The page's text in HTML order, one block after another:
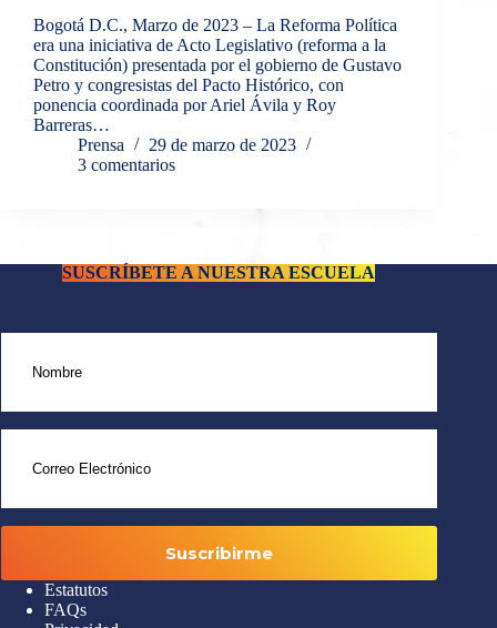
Bogotá D.C., Marzo de 2023 – La Reforma Política
era una iniciativa de Acto Legislativo (reforma a la
Constitución) presentada por el gobierno de Gustavo
Petro y congresistas del Pacto Histórico, con
ponencia coordinada por Ariel Ávila y Roy
Barreras…
Prensa
29 de marzo de 2023
3 comentarios
SUSCRÍBETE A NUESTRA ESCUELA
Estatutos
FAQs